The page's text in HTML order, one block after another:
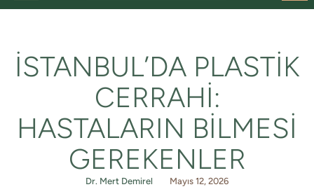
İSTANBUL’DA PLASTIK
CERRAHI:
HASTALARIN BILMESI
GEREKENLER
Dr. Mert Demirel Mayıs 12, 2026